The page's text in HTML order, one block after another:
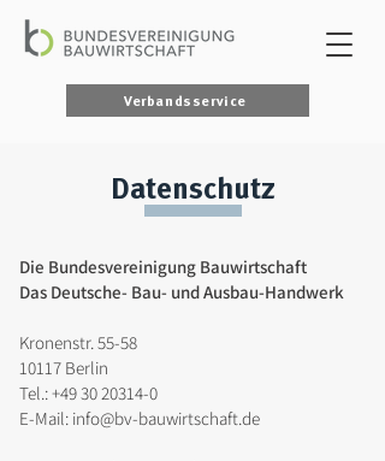
Verbandsservice
Datenschutz
Die Bundesvereinigung Bauwirtschaft
Das Deutsche- Bau- und Ausbau-Handwerk
Kronenstr. 55-58
10117 Berlin
Tel.: +49 30 20314-0
E-Mail: info@bv-bauwirtschaft.de